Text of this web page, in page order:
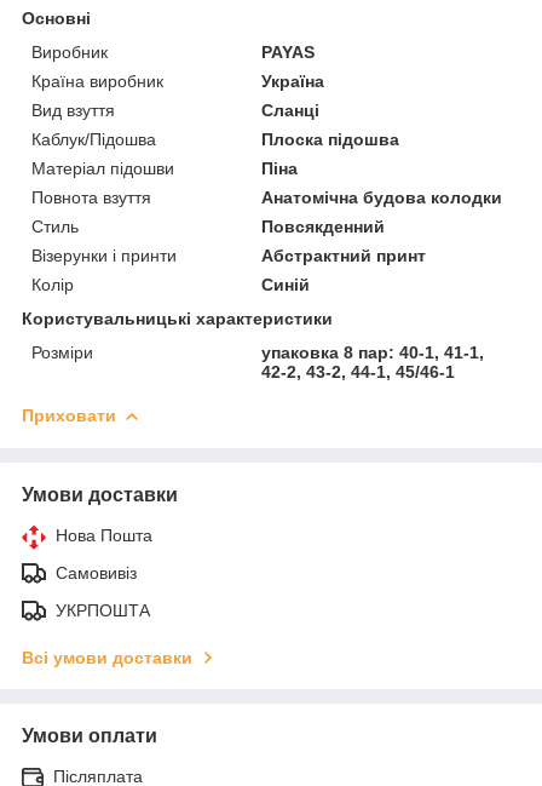
Основні
Виробник
PAYAS
Країна виробник
Україна
Вид взуття
Сланці
Каблук/Підошва
Плоска підошва
Матеріал підошви
Піна
Повнота взуття
Анатомічна будова колодки
Стиль
Повсякденний
Візерунки і принти
Абстрактний принт
Колір
Синій
Користувальницькі характеристики
Розміри
упаковка 8 пар: 40-1, 41-1,
42-2, 43-2, 44-1, 45/46-1
Приховати
Умови доставки
Нова Пошта
Самовивіз
УКРПОШТА
Всі умови доставки
Умови оплати
Післяплата